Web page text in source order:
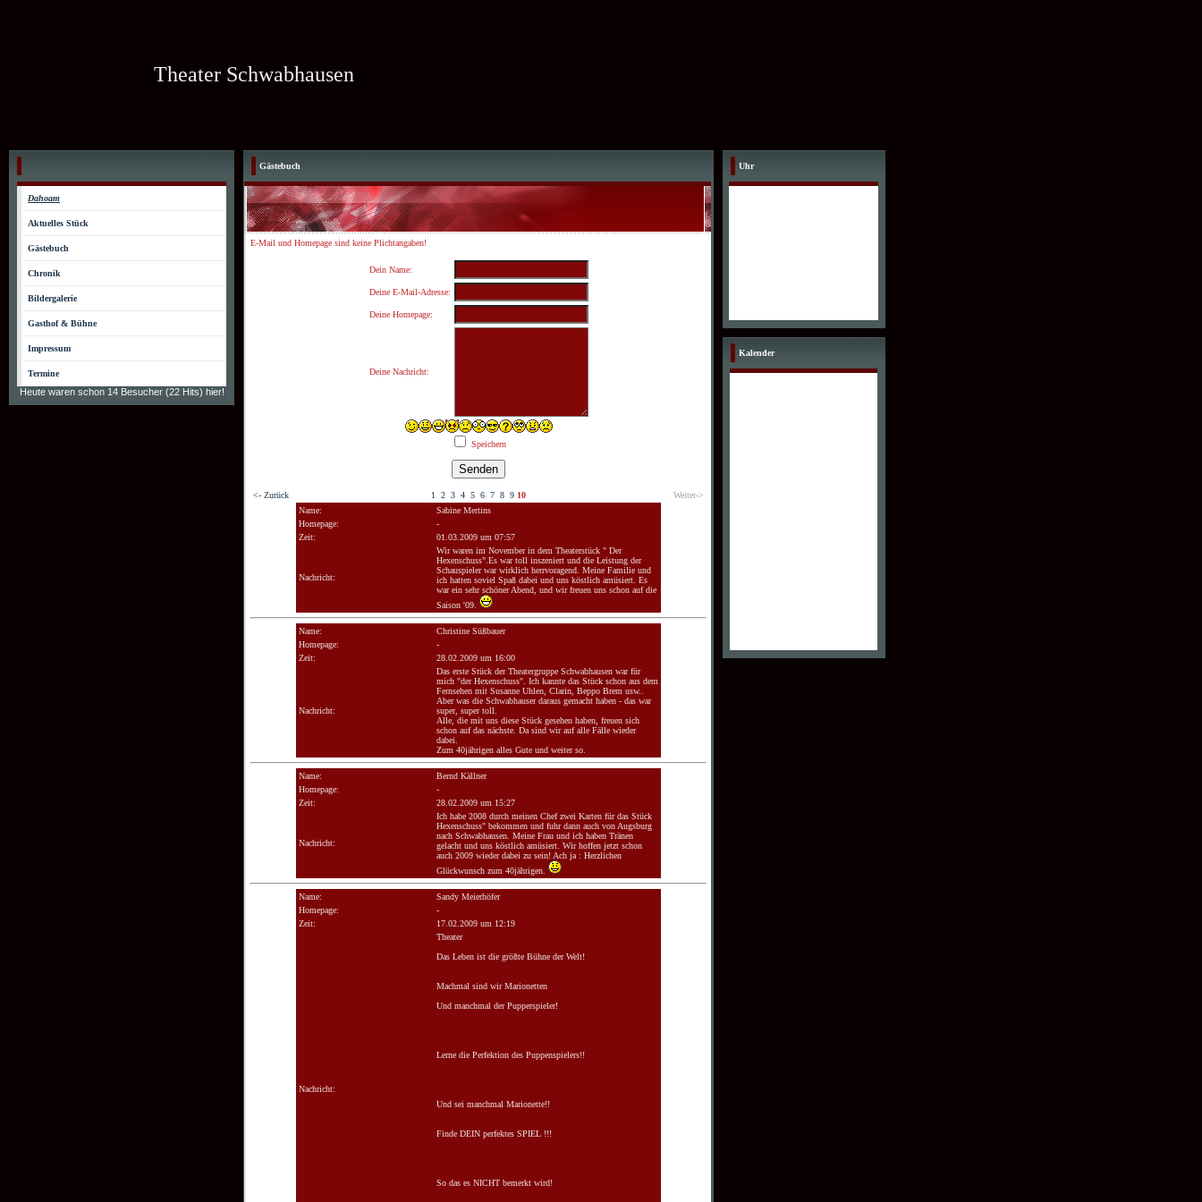
Theater Schwabhausen
Dahoam
Aktuelles Stück
Gästebuch
Chronik
Bildergalerie
Gasthof & Bühne
Impressum
Termine
Heute waren schon 14 Besucher (22 Hits) hier!
Gästebuch
E-Mail und Homepage sind keine Plichtangaben!
Dein Name:
Deine E-Mail-Adresse:
Deine Homepage:
Deine Nachricht:
Speichern
<- Zurück 1 2 3 4 5 6 7 8 9 10
Weiter->
Name:
Sabine Mertins
Homepage:
-
Zeit:
01.03.2009 um 07:57
Nachricht:
Wir waren im November in dem Theaterstück " Der
Hexenschuss".Es war toll inszeniert und die Leistung der
Schauspieler war wirklich herrvoragend. Meine Familie und
ich hatten soviel Spaß dabei und uns köstlich amüsiert. Es
war ein sehr schöner Abend, und wir freuen uns schon auf die
Saison '09.
Name:
Christine Süßbauer
Homepage:
-
Zeit:
28.02.2009 um 16:00
Nachricht:
Das erste Stück der Theatergruppe Schwabhausen war für
mich "der Hexenschuss". Ich kannte das Stück schon aus dem
Fernsehen mit Susanne Uhlen, Clarin, Beppo Brem usw..
Aber was die Schwabhauser daraus gemacht haben - das war
super, super toll.
Alle, die mit uns diese Stück gesehen haben, freuen sich
schon auf das nächste. Da sind wir auf alle Fälle wieder
dabei.
Zum 40jährigen alles Gute und weiter so.
Name:
Bernd Källner
Homepage:
-
Zeit:
28.02.2009 um 15:27
Nachricht:
Ich habe 2008 durch meinen Chef zwei Karten für das Stück
Hexenschuss" bekommen und fuhr dann auch von Augsburg
nach Schwabhausen. Meine Frau und ich haben Tränen
gelacht und uns köstlich amüsiert. Wir hoffen jetzt schon
auch 2009 wieder dabei zu sein! Ach ja : Herzlichen
Glückwunsch zum 40jährigen.
Name:
Sandy Meierhöfer
Homepage:
-
Zeit:
17.02.2009 um 12:19
Nachricht:
Theater
Das Leben ist die größte Bühne der Welt!
Machmal sind wir Marionetten
Und manchmal der Pupperspieler!
Lerne die Perfektion des Puppenspielers!!
Und sei manchmal Marionette!!
Finde DEIN perfektes SPIEL !!!
So das es NICHT bemerkt wird!
Uhr
Kalender